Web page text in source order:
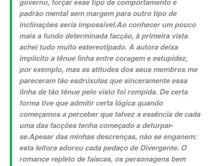
padrão mental sem margem para outro tipo de
inclinações seria impossível.Ao conhecer um pouco
mais a fundo determinada facção, à primeira vista
achei tudo muito estereotipado. A autora deixa
implícito a tênue linha entre coragem e estupidez,
por exemplo, mas as atitudes dos seus membros me
pareceram tão esdrúxulas que sinceramente essa
linha de tão tênue pelo visto foi rompida. De certa
forma tive que admitir certa lógica quando
começamos a perceber que talvez a essência de cada
uma das facções tenha começado a deturpar-
se.Apesar das minhas descrenças, não se enganem:
esta leitora adorou cada pedaço de Divergente. O
romance repleto de faíscas, os personagens bem